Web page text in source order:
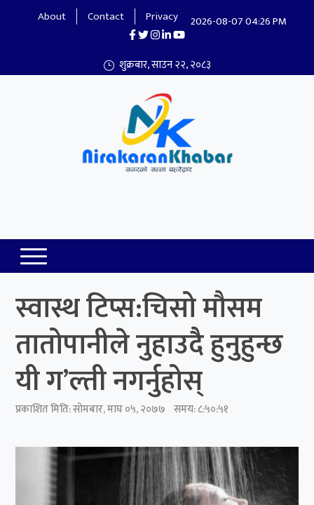
About Contact Privacy 2026-08-07 04:26 PM
शुक्रबार, साउन २२, २०८३
स्वास्थ टिप्स:चिसो मौसम
तातोपानीले नुहाउदैै हुनुहुन्छ
यी ग’ल्ती नगर्नुहोस्
प्रकाशित मिति:सोमबार, माघ ०५, २०७७ समय: ८:५०:५१